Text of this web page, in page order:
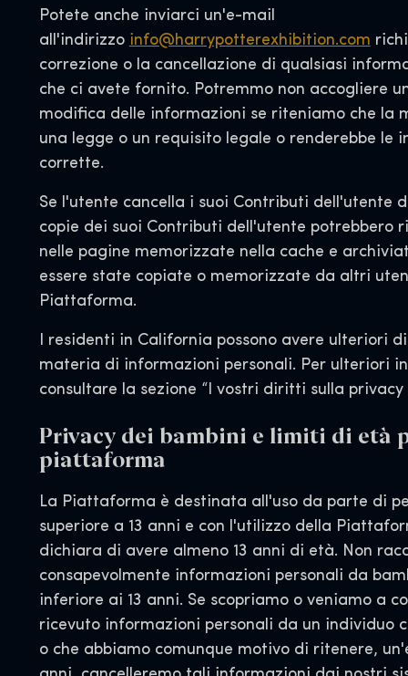
Potete anche inviarci un'e-mail
all'indirizzo info@harrypotterexhibition.com
correzione o la cancellazione di qualsiasi
che ci avete fornito. Potremmo non accogliere
modifica delle informazioni se riteniamo che la
una legge o un requisito legale o renderebbe le
corrette.
Se l'utente cancella i suoi Contributi dell'utente
copie dei suoi Contributi dell'utente potrebbero
nelle pagine memorizzate nella cache e
essere state copiate o memorizzate da altri
Piattaforma.
I residenti in California possono avere ulteriori
materia di informazioni personali. Per ulteriori
consultare la sezione “I vostri diritti sulla privacy
Privacy dei bambini e limiti di età
piattaforma
La Piattaforma è destinata all'uso da parte di
superiore a 13 anni e con l'utilizzo della
dichiara di avere almeno 13 anni di età. Non
consapevolmente informazioni personali da
inferiore ai 13 anni. Se scopriamo o veniamo a
ricevuto informazioni personali da un individuo
o che abbiamo comunque motivo di ritenere,